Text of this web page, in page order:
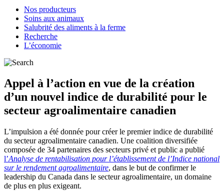
Nos producteurs
Soins aux animaux
Salubrité des aliments à la ferme
Recherche
L’économie
Appel à l’action en vue de la création
d’un nouvel indice de durabilité pour le
secteur agroalimentaire canadien
L’impulsion a été donnée pour créer le premier indice de durabilité
du secteur agroalimentaire canadien. Une coalition diversifiée
composée de 34 partenaires des secteurs privé et public a publié
l’Analyse de rentabilisation pour l’établissement de l’Indice national
sur le rendement agroalimentaire, dans le but de confirmer le
leadership du Canada dans le secteur agroalimentaire, un domaine
de plus en plus exigeant.